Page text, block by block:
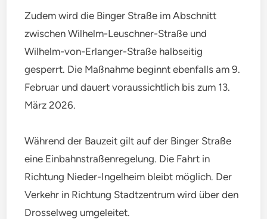
Zudem wird die Binger Straße im Abschnitt
zwischen Wilhelm-Leuschner-Straße und
Wilhelm-von-Erlanger-Straße halbseitig
gesperrt. Die Maßnahme beginnt ebenfalls am 9.
Februar und dauert voraussichtlich bis zum 13.
März 2026.
Während der Bauzeit gilt auf der Binger Straße
eine Einbahnstraßenregelung. Die Fahrt in
Richtung Nieder-Ingelheim bleibt möglich. Der
Verkehr in Richtung Stadtzentrum wird über den
Drosselweg umgeleitet.